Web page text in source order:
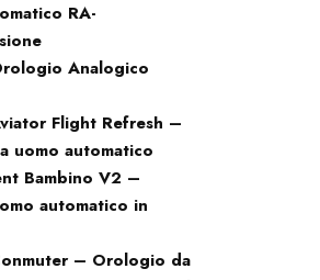
RA-
Analogico
Flight Refresh –
uomo automatico
Bambino V2 –
automatico in
– Orologio da